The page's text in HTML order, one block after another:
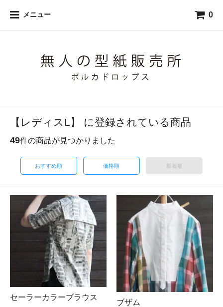
メニュー 0
【レディスL】 に登録されている商品
49件の商品が見つかりました
おすすめ順 価格順 新着順
セーラーカラーブラウス
ブザム